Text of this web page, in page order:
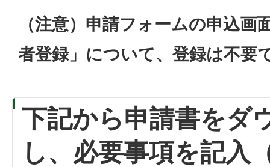
（注意）申請フォームの申込画
者登録」について、登録は不要
下記から申請書をダ
し、必要事項を記入